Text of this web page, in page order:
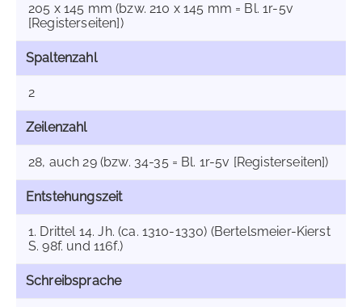
205 x 145 mm (bzw. 210 x 145 mm = Bl. 1r-5v
[Registerseiten])
Spaltenzahl
2
Zeilenzahl
28, auch 29 (bzw. 34-35 = Bl. 1r-5v [Registerseiten])
Entstehungszeit
1. Drittel 14. Jh. (ca. 1310-1330) (Bertelsmeier-Kierst
S. 98f. und 116f.)
Schreibsprache